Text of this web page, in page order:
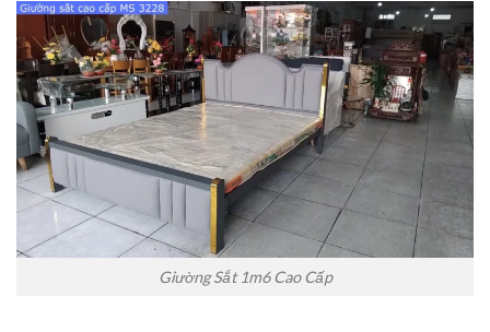
Giường Sắt 1m6 Cao Cấp